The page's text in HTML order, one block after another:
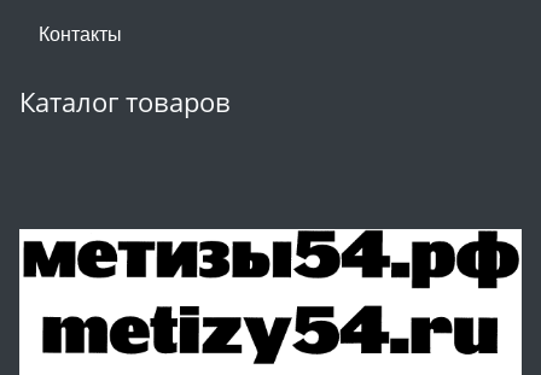
Контакты
Каталог товаров